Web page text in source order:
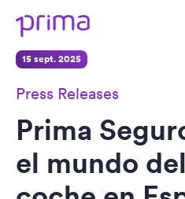
15 sept. 2025
Press Releases
Prima
el mundo